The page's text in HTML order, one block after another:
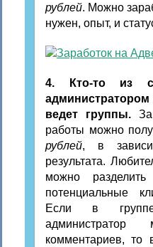
рублей. Можно
нужен, опыт, и
4. Кто-то из
ведет группы.
работы можно
рублей, в
результата.
можно
потенциальные
Если в
комментариев, то